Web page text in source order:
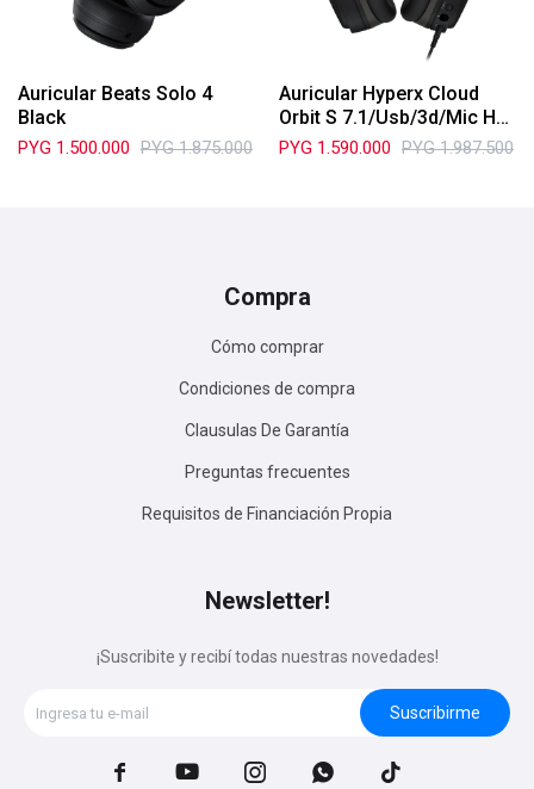
Auricular Beats Solo 4
Black
PYG 1.500.000 PYG 1.875.000
Auricular Hyperx Cloud
Orbit S 7.1/Usb/3d/Mic Hx-
Hscos
PYG 1.590.000 PYG 1.987.500
Compra
Cómo comprar
Condiciones de compra
Clausulas De Garantía
Preguntas frecuentes
Requisitos de Financiación Propia
Newsletter!
¡Suscribite y recibí todas nuestras novedades!
Suscribirme
    